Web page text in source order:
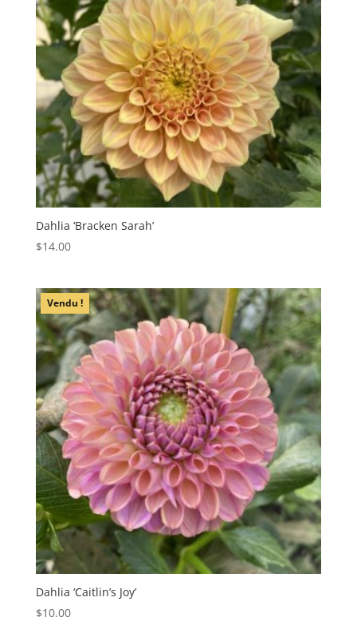
Dahlia ‘Bracken Sarah’
$14.00
Vendu !
Dahlia ‘Caitlin’s Joy’
$10.00